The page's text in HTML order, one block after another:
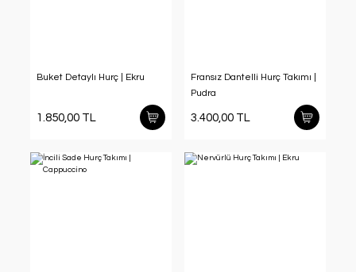
Buket Detaylı Hurç | Ekru
1.850,00 TL
Fransız Dantelli Hurç Takımı |
Pudra
3.400,00 TL